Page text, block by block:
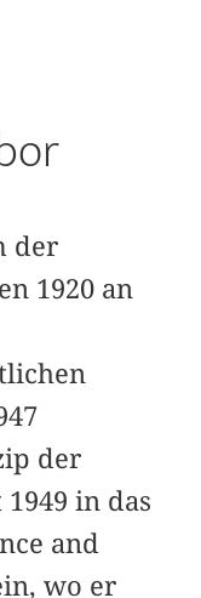
der
1920 an
der
in das
and
wo er